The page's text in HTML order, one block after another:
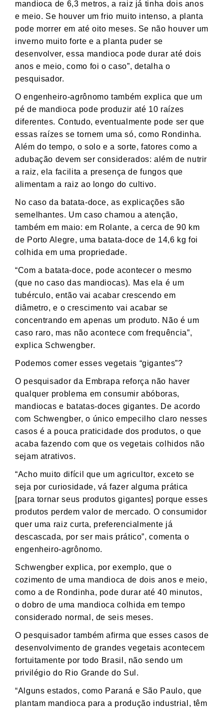
mandioca de 6,3 metros, a raiz já tinha dois anos
e meio. Se houver um frio muito intenso, a planta
pode morrer em até oito meses. Se não houver um
inverno muito forte e a planta puder se
desenvolver, essa mandioca pode durar até dois
anos e meio, como foi o caso”, detalha o
pesquisador.
O engenheiro-agrônomo também explica que um
pé de mandioca pode produzir até 10 raízes
diferentes. Contudo, eventualmente pode ser que
essas raízes se tornem uma só, como Rondinha.
Além do tempo, o solo e a sorte, fatores como a
adubação devem ser considerados: além de nutrir
a raiz, ela facilita a presença de fungos que
alimentam a raiz ao longo do cultivo.
No caso da batata-doce, as explicações são
semelhantes. Um caso chamou a atenção,
também em maio: em Rolante, a cerca de 90 km
de Porto Alegre, uma batata-doce de 14,6 kg foi
colhida em uma propriedade.
“Com a batata-doce, pode acontecer o mesmo
(que no caso das mandiocas). Mas ela é um
tubérculo, então vai acabar crescendo em
diâmetro, e o crescimento vai acabar se
concentrando em apenas um produto. Não é um
caso raro, mas não acontece com frequência”,
explica Schwengber.
Podemos comer esses vegetais “gigantes”?
O pesquisador da Embrapa reforça não haver
qualquer problema em consumir abóboras,
mandiocas e batatas-doces gigantes. De acordo
com Schwengber, o único empecilho claro nesses
casos é a pouca praticidade dos produtos, o que
acaba fazendo com que os vegetais colhidos não
sejam atrativos.
“Acho muito difícil que um agricultor, exceto se
seja por curiosidade, vá fazer alguma prática
[para tornar seus produtos gigantes] porque esses
produtos perdem valor de mercado. O consumidor
quer uma raiz curta, preferencialmente já
descascada, por ser mais prático”, comenta o
engenheiro-agrônomo.
Schwengber explica, por exemplo, que o
cozimento de uma mandioca de dois anos e meio,
como a de Rondinha, pode durar até 40 minutos,
o dobro de uma mandioca colhida em tempo
considerado normal, de seis meses.
O pesquisador também afirma que esses casos de
desenvolvimento de grandes vegetais acontecem
fortuitamente por todo Brasil, não sendo um
privilégio do Rio Grande do Sul.
“Alguns estados, como Paraná e São Paulo, que
plantam mandioca para a produção industrial, têm